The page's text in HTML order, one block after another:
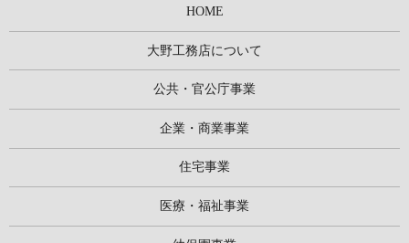
HOME
大野工務店について
公共・官公庁事業
企業・商業事業
住宅事業
医療・福祉事業